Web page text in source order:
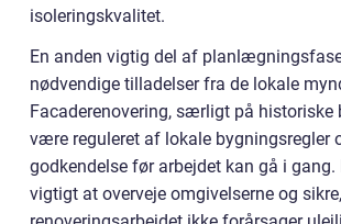
isoleringskvalitet.
En anden vigtig del af
nødvendige tilladelser fra de lokale
Facaderenovering, særligt på historiske
være reguleret af lokale bygningsregler
godkendelse før arbejdet kan gå i gang.
vigtigt at overveje omgivelserne og